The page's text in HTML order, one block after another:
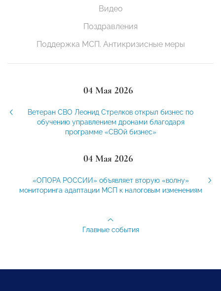
Видео
Поздравления
Поддержка МСП. Антикризисные меры
04 Мая 2026
Ветеран СВО Леонид Стрелков открыл бизнес по
обучению управлением дронами благодаря
программе «СВОй бизнес»
04 Мая 2026
«ОПОРА РОССИИ» объявляет вторую «волну»
мониторинга адаптации МСП к налоговым изменениям
Главные события